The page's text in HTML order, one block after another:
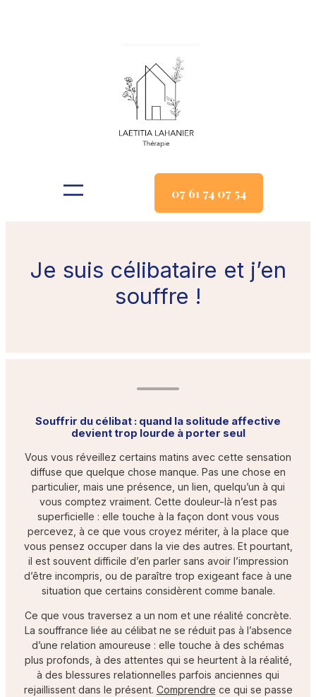
07 61 74 07 54
Je suis célibataire et j’en
souffre !
Souffrir du célibat : quand la solitude affective
devient trop lourde à porter seul
Vous vous réveillez certains matins avec cette sensation
diffuse que quelque chose manque. Pas une chose en
particulier, mais une présence, un lien, quelqu’un à qui
vous comptez vraiment. Cette douleur-là n’est pas
superficielle : elle touche à la façon dont vous vous
percevez, à ce que vous croyez mériter, à la place que
vous pensez occuper dans la vie des autres. Et pourtant,
il est souvent difficile d’en parler sans avoir l’impression
d’être incompris, ou de paraître trop exigeant face à une
situation que certains considèrent comme banale.
Ce que vous traversez a un nom et une réalité concrète.
La souffrance liée au célibat ne se réduit pas à l’absence
d’une relation amoureuse : elle touche à des schémas
plus profonds, à des attentes qui se heurtent à la réalité,
à des blessures relationnelles parfois anciennes qui
rejaillissent dans le présent. Comprendre ce qui se passe